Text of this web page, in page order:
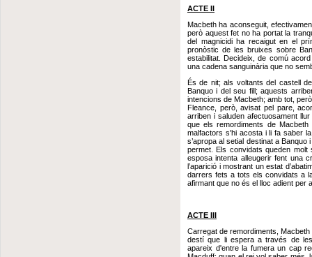
ACTE II
Macbeth ha aconseguit,
però aquest fet no ha portat la
del magnicidi ha recaigut en el
pronòstic de les bruixes sobre
estabilitat. Decideix, de comú
una cadena sanguinària que no
És de nit; als voltants del castell
Banquo i del seu fill; aquests
intencions de Macbeth; amb tot,
Fleance, però, avisat pel pare,
arriben i saluden afectuosament
que els remordiments de
malfactors s'hi acosta i li fa saber
s’apropa al setial destinat a
permet. Els convidats queden
esposa intenta alleugerir fent una
l’aparició i mostrant un estat
darrers fets a tots els convidats a
afirmant que no és el lloc adient per
ACTE III
Carregat de remordiments,
destí que li espera a través de
apareix d'entre la fumera un cap